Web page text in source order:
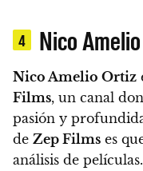
4 Nico
Nico Amelio Ortiz
Films, un canal
pasión y
de Zep Films es
análisis de